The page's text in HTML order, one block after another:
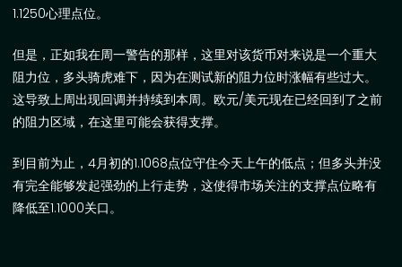
1.1250心理点位。
但是，正如我在周一警告的那样，这里对该货币对来说是一个重大
阻力位 ， 多头骑虎难下，因为在测试新的阻力位时涨幅有些过大。
这导致上周出现回调并持续到本周。欧元/美元现在已经回到了之前
的阻力区域，在这里可能会获得支撑。
到目前为止，4月初的1.1068点位守住今天上午的低点；但多头并没
有完全能够发起强劲的上行走势，这使得市场关注的支撑点位略有
降低至1.1000关口。